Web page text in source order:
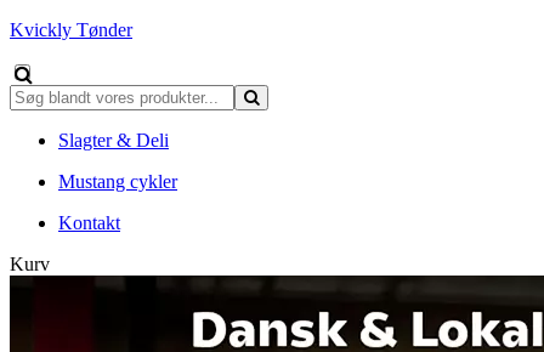
Kvickly Tønder
Slagter & Deli
Mustang cykler
Kontakt
Kurv